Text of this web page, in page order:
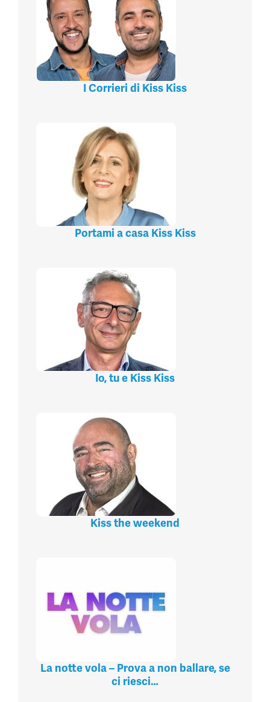
I Corrieri di Kiss Kiss
Portami a casa Kiss Kiss
Io, tu e Kiss Kiss
Kiss the weekend
La notte vola – Prova a non ballare, se
ci riesci…